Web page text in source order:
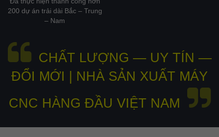
200 dự án trải dài Bắc – Trung
– Nam
CHẤT LƯỢNG — UY TÍN —
ĐỔI MỚI | NHÀ SẢN XUẤT MÁY
CNC HÀNG ĐẦU VIỆT NAM